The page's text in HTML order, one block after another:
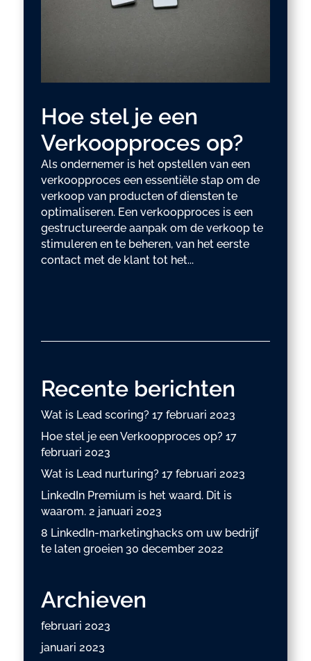
Hoe stel je een
Verkoopproces op?
Als ondernemer is het opstellen van een
verkoopproces een essentiële stap om de
verkoop van producten of diensten te
optimaliseren. Een verkoopproces is een
gestructureerde aanpak om de verkoop te
stimuleren en te beheren, van het eerste
contact met de klant tot het...
Recente berichten
Wat is Lead scoring? 17 februari 2023
Hoe stel je een Verkoopproces op? 17
februari 2023
Wat is Lead nurturing? 17 februari 2023
LinkedIn Premium is het waard. Dit is
waarom. 2 januari 2023
8 LinkedIn-marketinghacks om uw bedrijf
te laten groeien 30 december 2022
Archieven
februari 2023
januari 2023